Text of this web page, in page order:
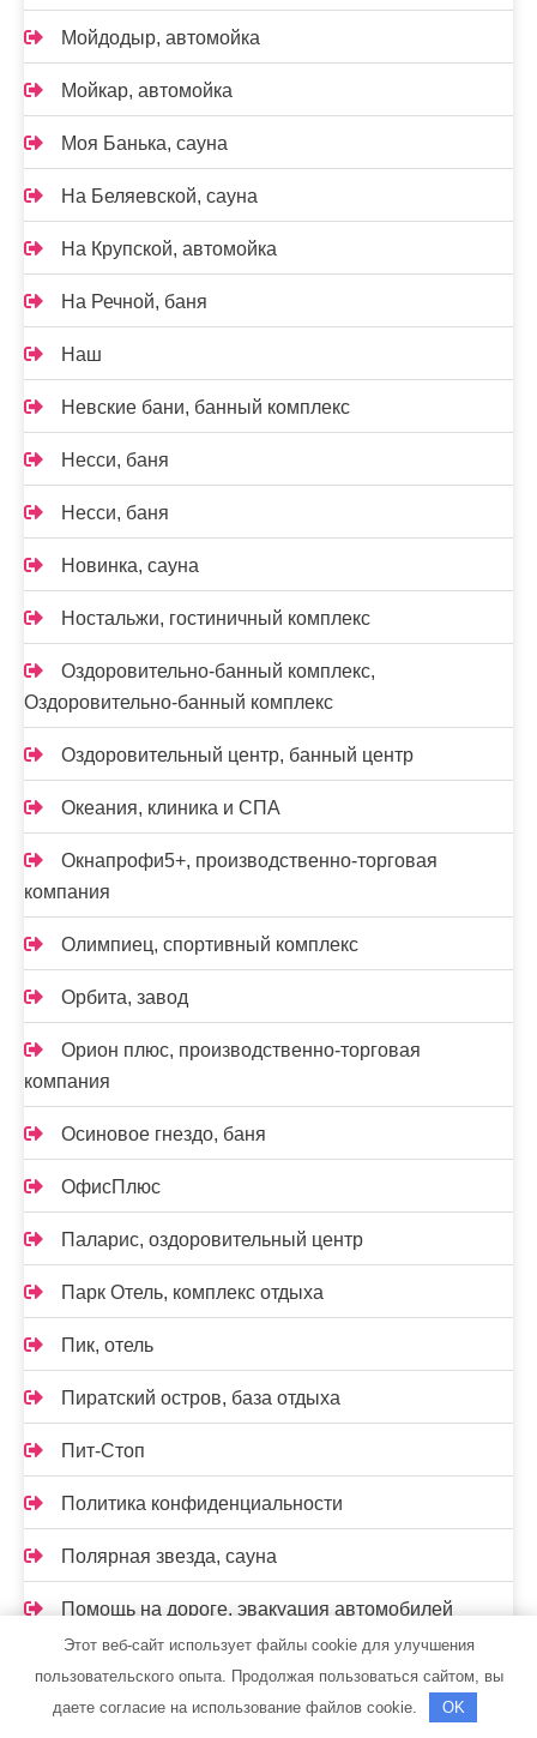
Мойдодыр, автомойка
Мойкар, автомойка
Моя Банька, сауна
На Беляевской, сауна
На Крупской, автомойка
На Речной, баня
Наш
Невские бани, банный комплекс
Несси, баня
Несси, баня
Новинка, сауна
Ностальжи, гостиничный комплекс
Оздоровительно-банный комплекс,
Оздоровительно-банный комплекс
Оздоровительный центр, банный центр
Океания, клиника и СПА
Окнапрофи5+, производственно-торговая
компания
Олимпиец, спортивный комплекс
Орбита, завод
Орион плюс, производственно-торговая
компания
Осиновое гнездо, баня
ОфисПлюс
Паларис, оздоровительный центр
Парк Отель, комплекс отдыха
Пик, отель
Пиратский остров, база отдыха
Пит-Стоп
Политика конфиденциальности
Полярная звезда, сауна
Помощь на дороге, эвакуация автомобилей
Прайм, автокомплекс
Этот веб-сайт использует файлы cookie для улучшения
пользовательского опыта. Продолжая пользоваться сайтом, вы
даете согласие на использование файлов cookie.
OK